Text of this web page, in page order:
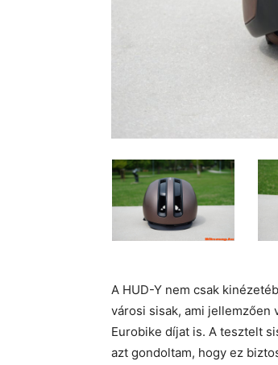
A HUD-Y nem csak
városi sisak, ami
Eurobike díjat is. A tesztelt
azt gondoltam, hogy ez